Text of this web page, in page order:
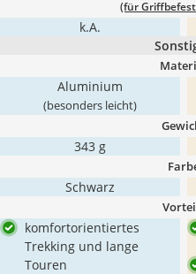
(für
k.A.
Aluminium
(besonders leicht)
343 g
Schwarz
komfortorientiertes
Trekking und lange
Touren